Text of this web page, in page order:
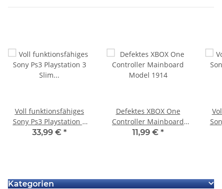
Voll funktionsfähiges
Sony Ps3 Playstation 3
Slim CECH 3004A33,99 € *
Defektes XBOX One
Controller Mainboard
Model 1914
11,99 € *
Kategorien